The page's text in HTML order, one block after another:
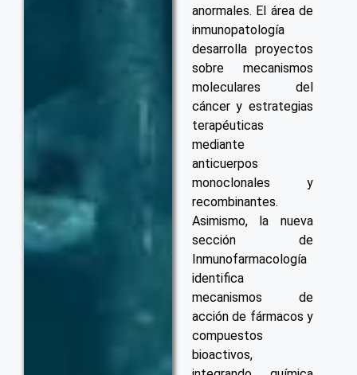
anormales. El área de
inmunopatología
desarrolla proyectos
sobre mecanismos
moleculares del
cáncer y estrategias
terapéuticas
mediante
anticuerpos
monoclonales y
recombinantes.
Asimismo, la nueva
sección de
Inmunofarmacología
identifica
mecanismos de
acción de fármacos y
compuestos
bioactivos,